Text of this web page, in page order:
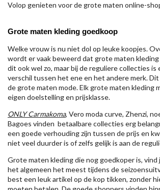
Volop genieten voor de grote maten online-
Grote maten kleding goedkoop
Welke vrouw is nu niet dol op leuke koopjes.
wordt er vaak beweerd dat grote maten kleding
dit ook wel zo, maar bij de reguliere collecties is
verschil tussen het ene en het andere merk. Dit
de grote maten mode. Elk grote maten kleding
eigen doelstelling en prijsklasse.
ONLY Carmakoma, Vero moda curve, Zhenzi,
Bagoes vinden betaalbare collecties erg
een goede verhouding zijn tussen de prijs en
niet veel duurder is of zelfs gelijk is aan de
Grote maten kleding die nog goedkoper is,
het algemeen het meest tijdens de
best een leuk artikel op de kop tikken, zonder